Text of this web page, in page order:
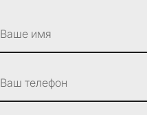
Ваше имя
Ваш телефон